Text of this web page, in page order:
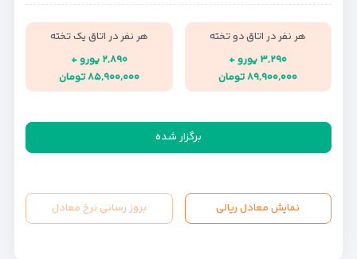
هر نفر در اتاق دو تخته
۳,۲۹۰ یورو +
۸۹,۹۰۰,۰۰۰ تومان
هر نفر در اتاق یک تخته
۲,۸۹۰ یورو +
۸۵,۹۰۰,۰۰۰ تومان
برگزار شده
نمایش معادل ریالی بروز رسانی نرخ معادل